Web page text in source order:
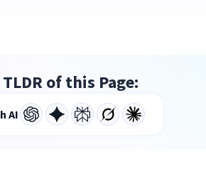
of this Page:
AI